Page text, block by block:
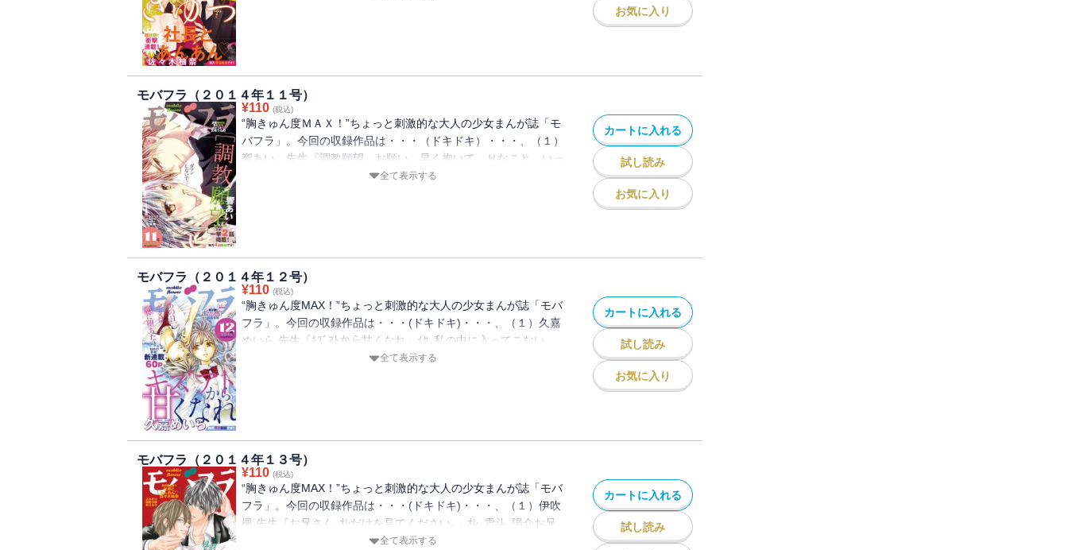
発☆王子様みたいなｲｹﾒﾝに､一目ﾎﾞﾚされて､いきなりﾌﾟﾛﾎﾟｰｽﾞさ
れちゃったら!? お兄ちゃんみたいな幼なじみに､勉強中に抱きし
められちゃったら・・・!? ﾓﾃ男の彼氏と､ｲｹﾒﾝの先輩が､私をう
ばいあってｹﾝｶしちゃったら!!? 乙女の夢ｼﾁｭ詰まってる♪
抱かれ』ｳｨﾘｱﾑに触られてるとこ､おじさんに見られちゃっ
た・・・! 年の離れた絵本作家の"おじさん"と､秘密の恋をしてい
る､JKのりら｡だけど､おじさんの息子･ｳｨﾘｱﾑにも強引に押し倒さ
れて・・・｡2人が私のせいで､ｹﾝｶなんて､ｲﾔ・・・! 私が欲しい
のはおじさんだけ｡禁断の三角関係ﾗﾌﾞ､ｸﾗｲﾏｯｸｽ!愛される幸せも､
お気に入り
モバフラ（２０１４年１１号）
¥110 (税込)
“胸きゅん度ＭＡＸ！”ちょっと刺激的な大人の少女まんが誌「モ
バフラ」。今回の収録作品は・・・（ドキドキ）・・・、（１）
響あい 先生『調教願望』お願い、早く抱いて。Ｈなこと、いっ
ぱいして？ 半裸のあいつに言われて・・・どうするオ
情させてみて』オレ、アンタが欲しい。私だって、すっごい欲し
いーーー・・・！！ 担当するイケメン作家・雫流（しずる）先
生とデキちゃった、女編集者の恭子。でも、先生とケンカして、
原稿も〆切に遅れてヘコみまくり・・・そんなとき、元カレ上
司・狩田に迫られて・・・？ だけど、私、やっぱり先生
でも、こんなに好きなのに、痛くてＨできないなんて（＞＿
＜） 他の女に走られるくらいなら、私が、×××××プレイで、気
持ちよくしちゃうんだから・・・！！好きだから、こうしてる
の。だから、あなたも、ガマンしないで・・・？義兄妹がデート
して、ラブホに入って・・・このまま、しちゃう！？ 女編集者
と担当イケメン作家が、気持ちを確かめあったら、欲しくてたま
らなくて・・・同級生カップルが、密着プレイで高まっ
全て表示する
カートに入れる
試し読み
お気に入り
モバフラ（２０１４年１２号）
¥110 (税込)
“胸きゅん度MAX！”ちょっと刺激的な大人の少女まんが誌「モバ
フラ」。今回の収録作品は・・・(ドキドキ)・・・、（１）久嘉
めいら 先生『ｷｽﾞｱﾄから甘くなれ』ｲﾔ､私の中に入ってこない
で・・・! 友達も彼氏も作らず､同級生と距離を置く桃桜(ゆすら)
ｽﾀｰﾄ!!（２）綺条有都 先生『ｽﾞﾙい男に甘くとろける』気がつけ
ば体だけじゃなくて､心まで奪われていたの｡年下の部下･弘人と
内緒で社内恋愛している､鬼係長のさとみ｡毎夜激しく求められ
て､つい応えちゃって・・・嬉しい寝不足気味♪ なんてうかれて
たら､弘人が浮気してる噂が!! しかも相手は肉食系熟女!? 確かめ
たいけど・・・神様､私､どうすればいい!? ｼﾘｰｽﾞｸﾗｲﾏｯｸｽ!!心を閉
全て表示する
カートに入れる
試し読み
お気に入り
モバフラ（２０１４年１３号）
¥110 (税込)
“胸きゅん度MAX！”ちょっと刺激的な大人の少女まんが誌「モバ
フラ」。今回の収録作品は・・・(ドキドキ)・・・、（１）伊吹
楓 先生『お兄さん､ｵﾚだけを見てください｡』ｵﾚ､雪斗｡陽介お兄
さんと毎日､Hしまくってます♪ そんなｵﾚ達の愛の巣に､突然お兄
全て表示する
カートに入れる
試し読み